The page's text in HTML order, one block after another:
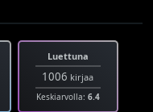
Luettuna
1006 kirjaa
Keskiarvolla: 6.4